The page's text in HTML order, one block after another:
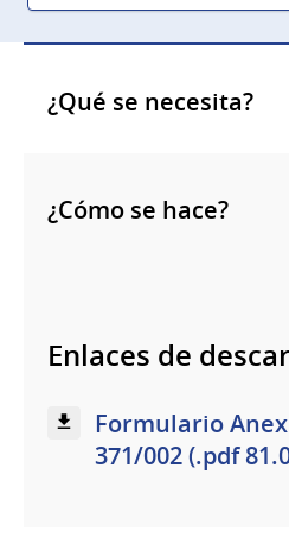
¿Qué se necesita?
¿Cómo se hace?
Enlaces de
Formulario
371/002 (.pdf